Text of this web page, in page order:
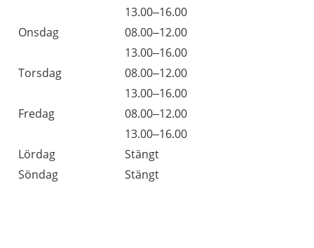
13.00–16.00
Onsdag
08.00–12.00
13.00–16.00
Torsdag
08.00–12.00
13.00–16.00
Fredag
08.00–12.00
13.00–16.00
Lördag
Stängt
Söndag
Stängt